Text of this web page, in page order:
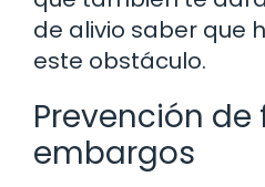
de alivio saber que
este obstáculo.
Prevención
embargos